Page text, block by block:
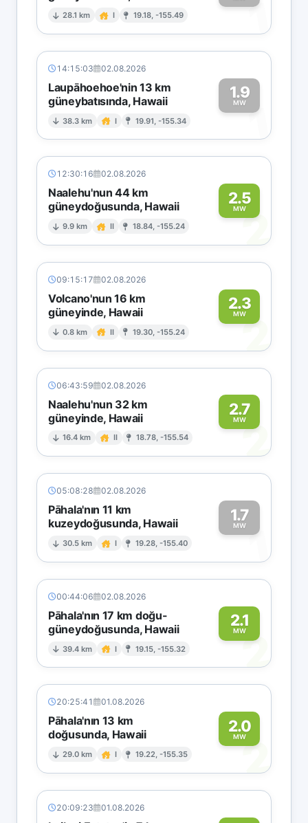
28.1 km I 19.18, -155.49 1
14:15:03 02.08.2026
Laupāhoehoe'nin 13 km
güneybatısında, Hawaii
38.3 km I 19.91, -155.34
1.9
MW1
12:30:16 02.08.2026
Naalehu'nun 44 km
güneydoğusunda, Hawaii
9.9 km II 18.84, -155.24
2.5
MW2
09:15:17 02.08.2026
Volcano'nun 16 km
güneyinde, Hawaii
0.8 km II 19.30, -155.24
2.3
MW
2
06:43:59 02.08.2026
Naalehu'nun 32 km
güneyinde, Hawaii
16.4 km II 18.78, -155.54
2.7
MW2
05:08:28 02.08.2026
Pāhala'nın 11 km
kuzeydoğusunda, Hawaii
30.5 km I 19.28, -155.40
1.7
MW1
00:44:06 02.08.2026
Pāhala'nın 17 km doğu-
güneydoğusunda, Hawaii
39.4 km I 19.15, -155.32
2.1
MW2
20:25:41 01.08.2026
Pāhala'nın 13 km
doğusunda, Hawaii
29.0 km I 19.22, -155.35
2.0
MW2
20:09:23 01.08.2026